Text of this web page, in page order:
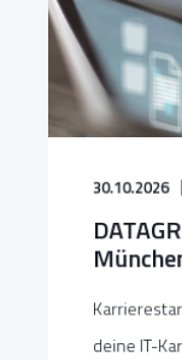
30.10.2026
deine IT-